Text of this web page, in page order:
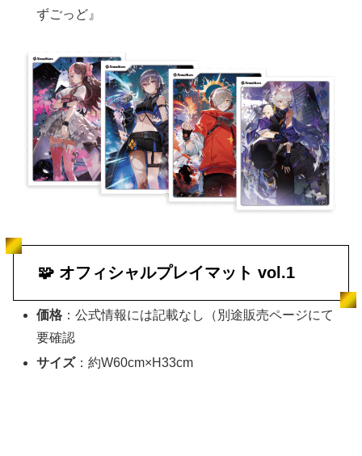
ずごっど』
🧩 オフィシャルプレイマット vol.1
価格 ：公式情報には記載なし（別途販売ページにて
要確認
サイズ：約W60cm×H33cm